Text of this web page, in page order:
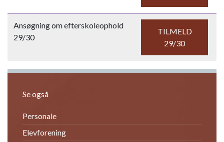
Ansøgning om efterskoleophold
29/30
TILMELD
29/30
Se også
Personale
Elevforening